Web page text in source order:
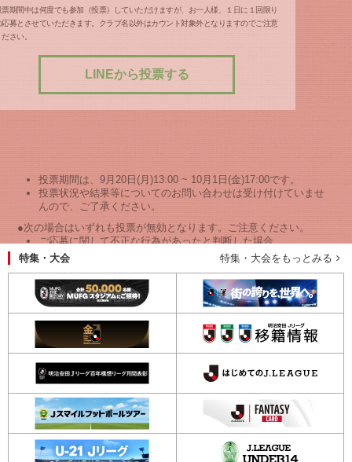
票期間中は何度でも参加（投票）していただけますが、お一人様、１日に１回限り
応募とさせていただきます。クラブ名以外はカウント対象外となりますのでご注意
さい。
LINEから投票する
投票期間は、9月20日(月)13:00 ~ 10月1日(金)17:00です。
投票状況や結果等についてのお問い合わせは受け付けていませ
んので、ご了承ください。
●次の場合はいずれも投票が無効となります。ご注意ください。
ご応募に関して不正な行為があったと判断した場合
特集・大会
特集・大会をもっとみる